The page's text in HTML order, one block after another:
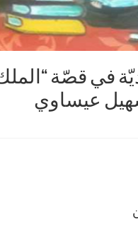
في قصّة
عيساوي